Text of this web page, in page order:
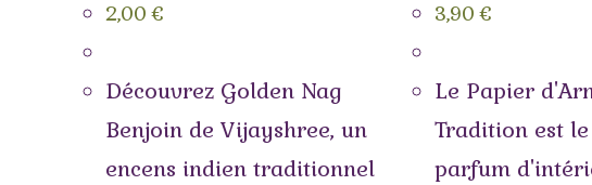
2,00€
Découvrez Golden Nag
Benjoin de Vijayshree, un
encens indien traditionnel
3,90€
Le Papier
Tradition est
parfum